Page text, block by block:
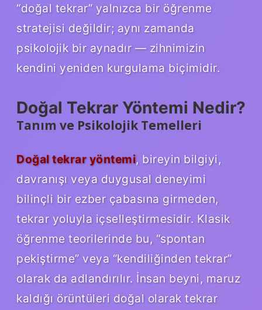
“doğal tekrar” yalnızca bir öğrenme
stratejisi değildir; aynı zamanda
psikolojik bir aynadır — zihnimizin
kendini yeniden kurgulama biçimidir.
Doğal Tekrar Yöntemi Nedir?
Tanım ve Psikolojik Temelleri
Doğal tekrar yöntemi, bireyin bilgiyi,
davranışı veya duygusal deneyimi
bilinçli bir ezber çabasına girmeden,
tekrar yoluyla içselleştirmesidir. Klasik
öğrenme teorilerinde bu, “spontan
pekiştirme” veya “kendiliğinden tekrar”
olarak da adlandırılır. İnsan beyni, maruz
kaldığı örüntüleri doğal olarak tekrar